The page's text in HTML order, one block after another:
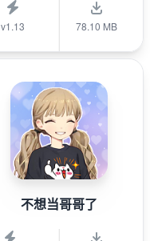
v1.13 78.10 MB
不想当哥哥了